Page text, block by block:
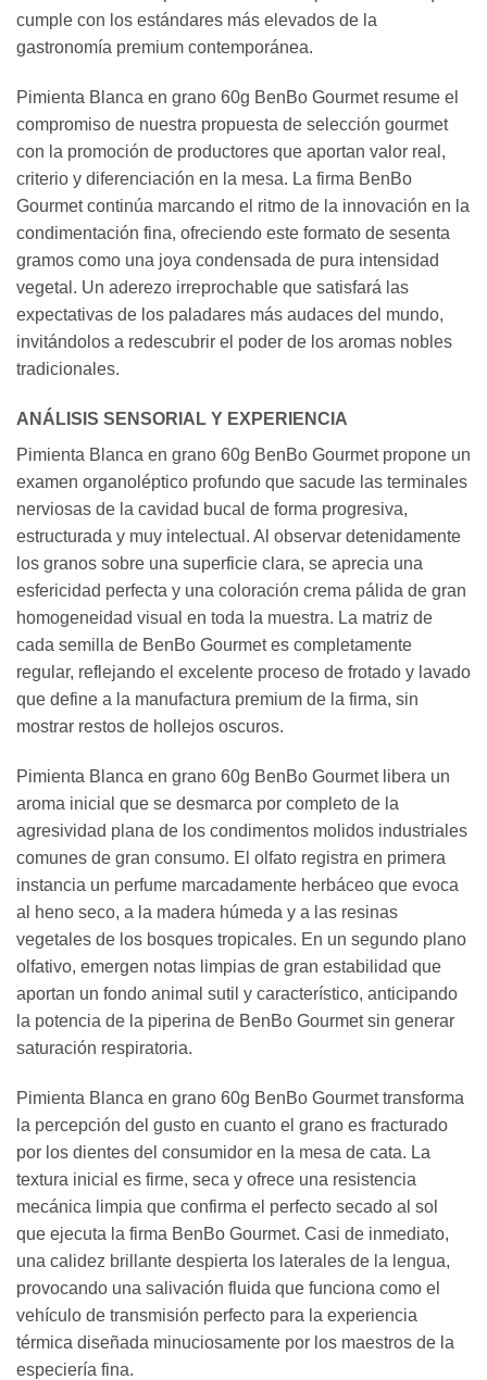
cumple con los estándares más elevados de la
gastronomía premium contemporánea.
Pimienta Blanca en grano 60g BenBo Gourmet resume el
compromiso de nuestra propuesta de selección gourmet
con la promoción de productores que aportan valor real,
criterio y diferenciación en la mesa. La firma BenBo
Gourmet continúa marcando el ritmo de la innovación en la
condimentación fina, ofreciendo este formato de sesenta
gramos como una joya condensada de pura intensidad
vegetal. Un aderezo irreprochable que satisfará las
expectativas de los paladares más audaces del mundo,
invitándolos a redescubrir el poder de los aromas nobles
tradicionales.
ANÁLISIS SENSORIAL Y EXPERIENCIA
Pimienta Blanca en grano 60g BenBo Gourmet propone un
examen organoléptico profundo que sacude las terminales
nerviosas de la cavidad bucal de forma progresiva,
estructurada y muy intelectual. Al observar detenidamente
los granos sobre una superficie clara, se aprecia una
esfericidad perfecta y una coloración crema pálida de gran
homogeneidad visual en toda la muestra. La matriz de
cada semilla de BenBo Gourmet es completamente
regular, reflejando el excelente proceso de frotado y lavado
que define a la manufactura premium de la firma, sin
mostrar restos de hollejos oscuros.
Pimienta Blanca en grano 60g BenBo Gourmet libera un
aroma inicial que se desmarca por completo de la
agresividad plana de los condimentos molidos industriales
comunes de gran consumo. El olfato registra en primera
instancia un perfume marcadamente herbáceo que evoca
al heno seco, a la madera húmeda y a las resinas
vegetales de los bosques tropicales. En un segundo plano
olfativo, emergen notas limpias de gran estabilidad que
aportan un fondo animal sutil y característico, anticipando
la potencia de la piperina de BenBo Gourmet sin generar
saturación respiratoria.
Pimienta Blanca en grano 60g BenBo Gourmet transforma
la percepción del gusto en cuanto el grano es fracturado
por los dientes del consumidor en la mesa de cata. La
textura inicial es firme, seca y ofrece una resistencia
mecánica limpia que confirma el perfecto secado al sol
que ejecuta la firma BenBo Gourmet. Casi de inmediato,
una calidez brillante despierta los laterales de la lengua,
provocando una salivación fluida que funciona como el
vehículo de transmisión perfecto para la experiencia
térmica diseñada minuciosamente por los maestros de la
especiería fina.